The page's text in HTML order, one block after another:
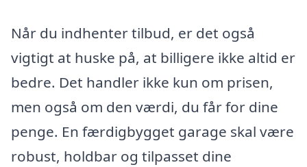
Når du indhenter tilbud, er det også
vigtigt at huske på, at billigere ikke altid er
bedre. Det handler ikke kun om prisen,
men også om den værdi, du får for dine
penge. En færdigbygget garage skal være
robust, holdbar og tilpasset dine